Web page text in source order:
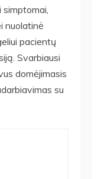
nuolatinė
pacientų
Svarbiausi
domėjimasis
su